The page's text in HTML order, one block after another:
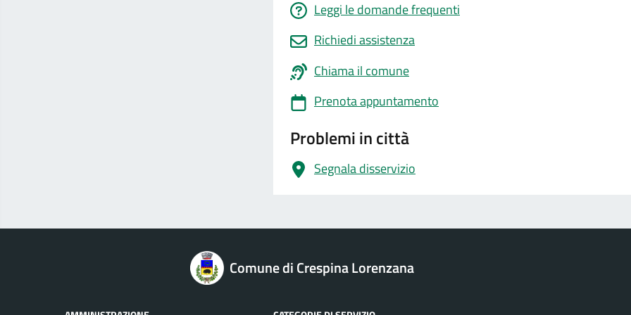
Leggi le domande frequenti
Richiedi assistenza
Chiama il comune
Prenota appuntamento
Problemi in città
Segnala disservizio
Comune di Crespina Lorenzana